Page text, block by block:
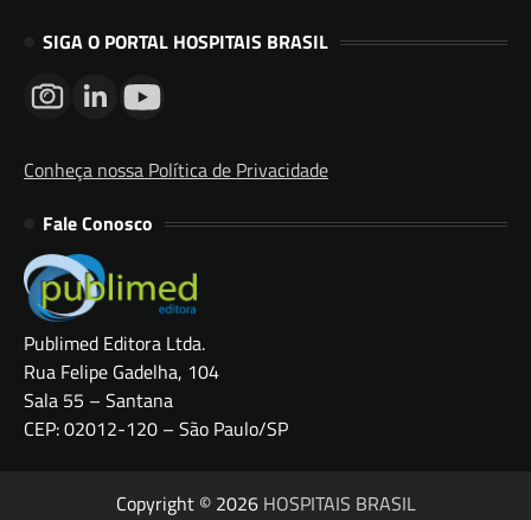
SIGA O PORTAL HOSPITAIS BRASIL
Conheça nossa Política de Privacidade
Fale Conosco
Publimed Editora Ltda.
Rua Felipe Gadelha, 104
Sala 55 – Santana
CEP: 02012-120 – São Paulo/SP
Copyright © 2026 HOSPITAIS BRASIL